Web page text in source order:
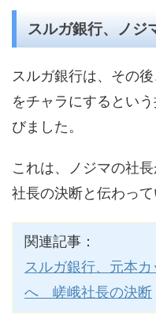
スルガ銀行、ノジ
スルガ銀行は、その
をチャラにするとい
びました。
これは、ノジマの社
社長の決断と伝わって
関連記事：
スルガ銀行、元本
へ 嵯峨社長の決断